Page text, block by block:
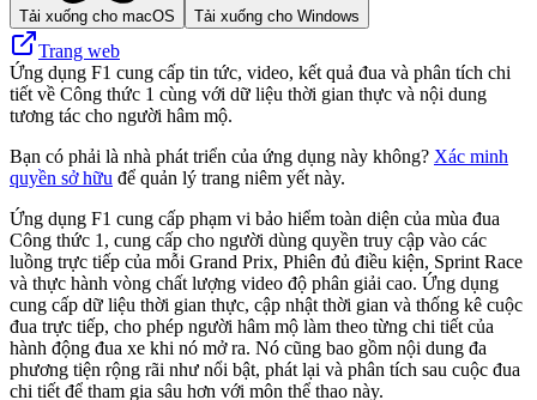
Tải xuống cho macOS Tải xuống cho Windows
Trang web
Ứng dụng F1 cung cấp tin tức, video, kết quả đua và phân tích chi
tiết về Công thức 1 cùng với dữ liệu thời gian thực và nội dung
tương tác cho người hâm mộ.
Bạn có phải là nhà phát triển của ứng dụng này không? Xác minh
quyền sở hữu để quản lý trang niêm yết này.
Ứng dụng F1 cung cấp phạm vi bảo hiểm toàn diện của mùa đua
Công thức 1, cung cấp cho người dùng quyền truy cập vào các
luồng trực tiếp của mỗi Grand Prix, Phiên đủ điều kiện, Sprint Race
và thực hành vòng chất lượng video độ phân giải cao. Ứng dụng
cung cấp dữ liệu thời gian thực, cập nhật thời gian và thống kê cuộc
đua trực tiếp, cho phép người hâm mộ làm theo từng chi tiết của
hành động đua xe khi nó mở ra. Nó cũng bao gồm nội dung đa
phương tiện rộng rãi như nổi bật, phát lại và phân tích sau cuộc đua
chi tiết để tham gia sâu hơn với môn thể thao này.